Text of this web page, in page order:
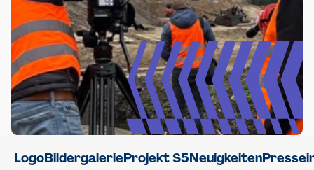
LogoBildergalerieProjekt S5Neuigkeiten